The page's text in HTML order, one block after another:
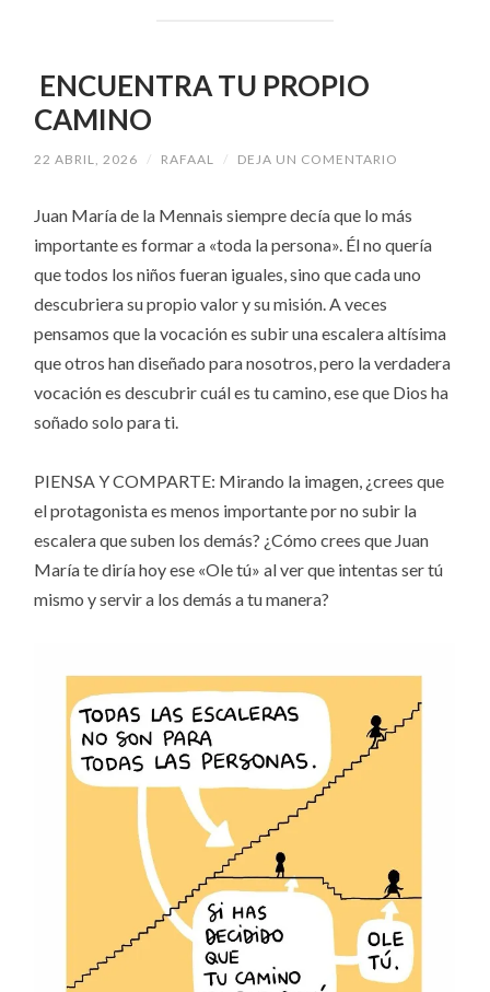
ENCUENTRA TU PROPIO
CAMINO
22 ABRIL, 2026 / RAFAAL / DEJA UN COMENTARIO
Juan María de la Mennais siempre decía que lo más
importante es formar a «toda la persona». Él no quería
que todos los niños fueran iguales, sino que cada uno
descubriera su propio valor y su misión. A veces
pensamos que la vocación es subir una escalera altísima
que otros han diseñado para nosotros, pero la verdadera
vocación es descubrir cuál es tu camino, ese que Dios ha
soñado solo para ti.
PIENSA Y COMPARTE: Mirando la imagen, ¿crees que
el protagonista es menos importante por no subir la
escalera que suben los demás? ¿Cómo crees que Juan
María te diría hoy ese «Ole tú» al ver que intentas ser tú
mismo y servir a los demás a tu manera?